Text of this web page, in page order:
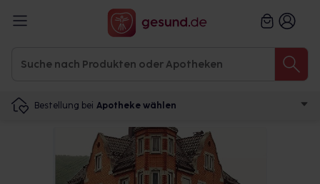
Bestellung bei Apotheke wählen